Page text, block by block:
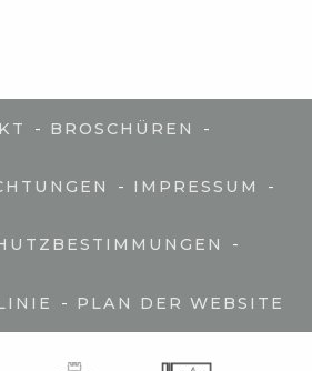
- BROSCHÜREN -
- IMPRESSUM -
-
- PLAN DER WEBSITE